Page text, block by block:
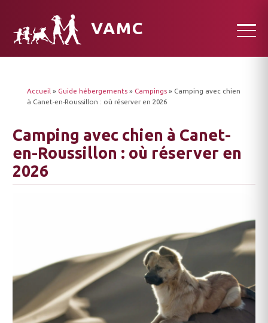
VAMC
Accueil » Guide hébergements » Campings » Camping avec chien
à Canet-en-Roussillon : où réserver en 2026
Camping avec chien à Canet-
en-Roussillon : où réserver en
2026